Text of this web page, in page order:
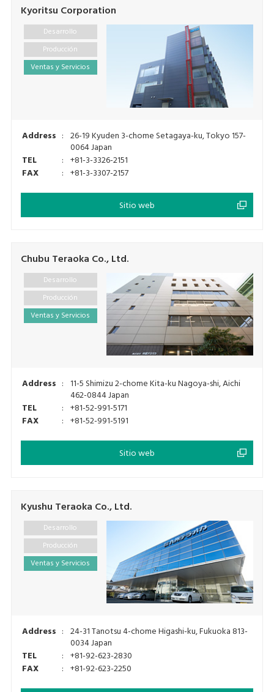
Kyoritsu Corporation
Desarrollo
Producción
Ventas y Servicios
Address : 26-19 Kyuden 3-chome Setagaya-ku, Tokyo 157-
0064 Japan
TEL
: +81-3-3326-2151
FAX
: +81-3-3307-2157
Sitio web
Chubu Teraoka Co., Ltd.
Desarrollo
Producción
Ventas y Servicios
Address : 11-5 Shimizu 2-chome Kita-ku Nagoya-shi, Aichi
462-0844 Japan
TEL
: +81-52-991-5171
FAX
: +81-52-991-5191
Sitio web
Kyushu Teraoka Co., Ltd.
Desarrollo
Producción
Ventas y Servicios
Address : 24-31 Tanotsu 4-chome Higashi-ku, Fukuoka 813-
0034 Japan
TEL
: +81-92-623-2830
FAX
: +81-92-623-2250